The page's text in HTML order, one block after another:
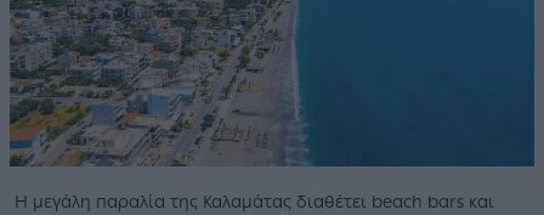
Η μεγάλη παραλία της Καλαμάτας διαθέτει beach bars και